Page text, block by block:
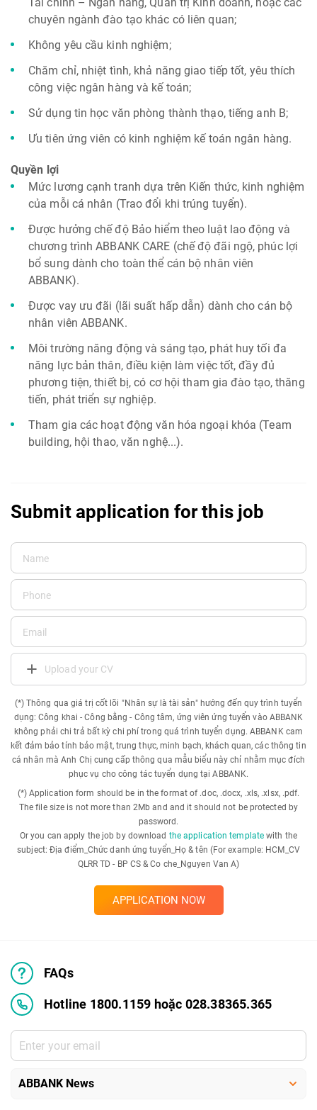
chuyên ngành đào tạo khác có liên quan;
Không yêu cầu kinh nghiệm;
Chăm chỉ, nhiệt tình, khả năng giao tiếp tốt, yêu thích
công việc ngân hàng và kế toán;
Sử dụng tin học văn phòng thành thạo, tiếng anh B;
Ưu tiên ứng viên có kinh nghiệm kế toán ngân hàng.
Quyền lợi
Mức lương cạnh tranh dựa trên Kiến thức, kinh nghiệm
của mỗi cá nhân (Trao đổi khi trúng tuyển).
Được hưởng chế độ Bảo hiểm theo luật lao động và
chương trình ABBANK CARE (chế độ đãi ngộ, phúc lợi
bổ sung dành cho toàn thể cán bộ nhân viên
ABBANK).
Được vay ưu đãi (lãi suất hấp dẫn) dành cho cán bộ
nhân viên ABBANK.
Môi trường năng động và sáng tạo, phát huy tối đa
năng lực bản thân, điều kiện làm việc tốt, đầy đủ
phương tiện, thiết bị, có cơ hội tham gia đào tạo, thăng
tiến, phát triển sự nghiệp.
Tham gia các hoạt động văn hóa ngoại khóa (Team
building, hội thao, văn nghệ...).
Submit application for this job
Upload your CV
(*) Thông qua giá trị cốt lõi "Nhân sự là tài sản" hướng đến quy trình tuyển
dụng: Công khai - Công bằng - Công tâm, ứng viên ứng tuyển vào ABBANK
không phải chi trả bất kỳ chi phí trong quá trình tuyển dụng. ABBANK cam
kết đảm bảo tính bảo mật, trung thực, minh bạch, khách quan, các thông tin
cá nhân mà Anh Chị cung cấp thông qua mẫu biểu này chỉ nhằm mục đích
phục vụ cho công tác tuyển dụng tại ABBANK.
(*) Application form should be in the format of .doc, .docx, .xls, .xlsx, .pdf.
The file size is not more than 2Mb and and it should not be protected by
password.
Or you can apply the job by download the application template with the
subject: Địa điểm_Chức danh ứng tuyển_Họ & tên (For example: HCM_CV
QLRR TD - BP CS & Co che_Nguyen Van A)
APPLICATION NOW
FAQs
Hotline 1800.1159 hoặc 028.38365.365